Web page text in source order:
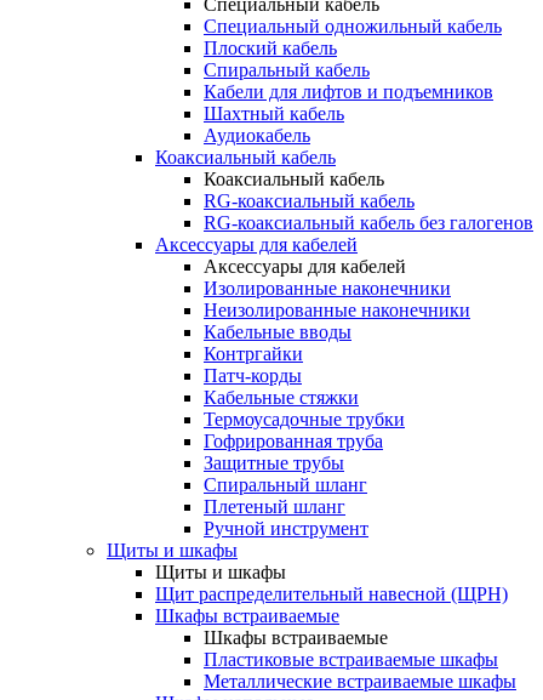
Специальный кабель
Специальный одножильный кабель
Плоский кабель
Спиральный кабель
Кабели для лифтов и подъемников
Шахтный кабель
Аудиокабель
Коаксиальный кабель
Коаксиальный кабель
RG-коаксиальный кабель
RG-коаксиальный кабель без галогенов
Аксессуары для кабелей
Аксессуары для кабелей
Изолированные наконечники
Неизолированные наконечники
Кабельные вводы
Контргайки
Патч-корды
Кабельные стяжки
Термоусадочные трубки
Гофрированная труба
Защитные трубы
Спиральный шланг
Плетеный шланг
Ручной инструмент
Щиты и шкафы
Щиты и шкафы
Щит распределительный навесной (ЩРН)
Шкафы встраиваемые
Шкафы встраиваемые
Пластиковые встраиваемые шкафы
Металлические встраиваемые шкафы